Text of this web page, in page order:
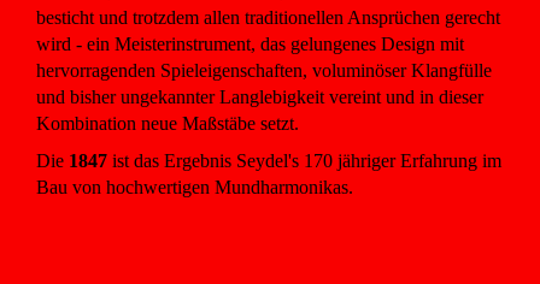
besticht und trotzdem allen traditionellen Ansprüchen gerecht
wird - ein Meisterinstrument, das gelungenes Design mit
hervorragenden Spieleigenschaften, voluminöser Klangfülle
und bisher ungekannter Langlebigkeit vereint und in dieser
Kombination neue Maßstäbe setzt.
Die 1847 ist das Ergebnis Seydel's 170 jähriger Erfahrung im
Bau von hochwertigen Mundharmonikas.